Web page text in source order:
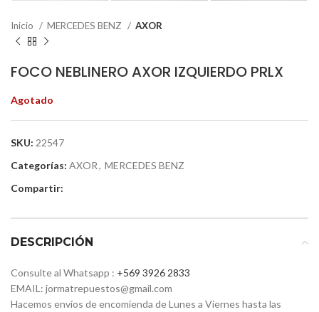
Inicio MERCEDES BENZ AXOR
FOCO NEBLINERO AXOR IZQUIERDO PRLX
Agotado
SKU: 22547
Categorías: AXOR, MERCEDES BENZ
Compartir:
DESCRIPCIÓN
Consulte al Whatsapp : +569 3926 2833
EMAIL: jormatrepuestos@gmail.com
Hacemos envíos de encomienda de Lunes a Viernes hasta las